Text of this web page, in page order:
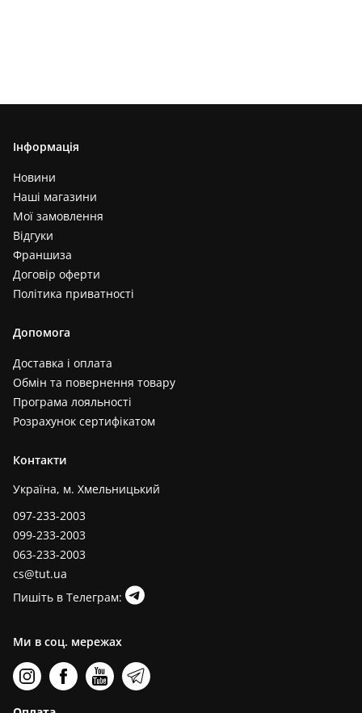
Інформація
Новини
Наші магазини
Мої замовлення
Відгуки
Франшиза
Договір оферти
Політика приватності
Допомога
Доставка і оплата
Обмін та повернення товару
Програма лояльності
Розрахунок сертифікатом
Контакти
Україна, м. Хмельницький
097-233-2003
099-233-2003
063-233-2003
cs@tut.ua
Пишіть в Телеграм:
Ми в соц. мережах